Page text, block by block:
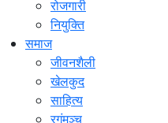
रोजगारी
नियुक्ति
समाज
जीवनशैली
खेलकुद
साहित्य
रगंमञ्च